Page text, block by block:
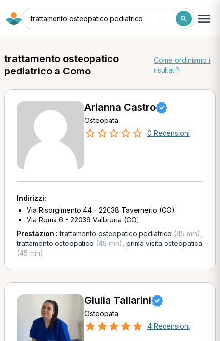
trattamento osteopatico pediatrico
trattamento osteopatico
pediatrico a Como
Come ordiniamo i
risultati?
Arianna Castro
Osteopata
0 Recensioni
Indirizzi:
Via Risorgimento 44 - 22038 Tavernerio (CO)
Via Roma 6 - 22039 Valbrona (CO)
Prestazioni:trattamento osteopatico pediatrico (45 min)
trattamento osteopatico (45 min) prima visita osteopatica
(45 min)
Giulia Tallarini
Osteopata
4 Recensioni